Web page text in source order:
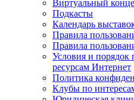
Виртуальный
Подкасты
Календарь
Правила
Правила
Условия и порядок
ресурсам Интернет
Политика
Клубы по